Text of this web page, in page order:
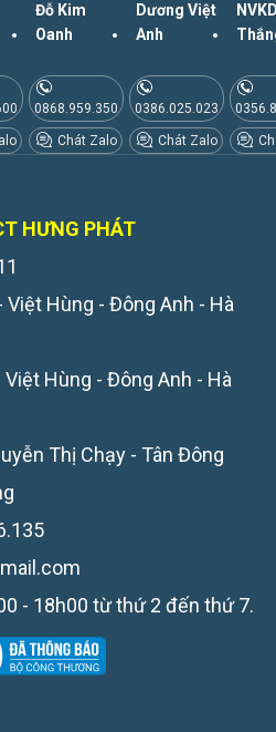
Đỗ Kim
Oanh
0868.959.350
Chát Zalo
Dương Việt
Anh
0386.025.023
Chát Zalo
HƯNG PHÁT
Việt Hùng - Đông Anh - Hà
Việt Hùng - Đông Anh - Hà
Thị Chạy - Tân Đông
- 18h00 từ thứ 2 đến thứ 7.